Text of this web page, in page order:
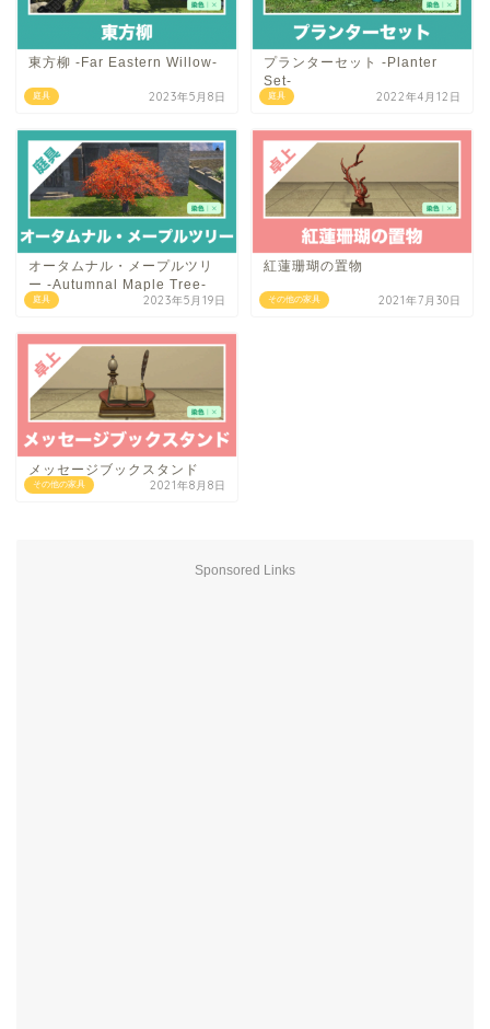
庭具
東方柳 -Far Eastern Willow-
2023年5月8日 庭具
プランターセット -Planter
Set-
2022年4月12日
庭具
オータムナル・メープルツリ
ー -Autumnal Maple Tree-
2023年5月19日 その他の家具
紅蓮珊瑚の置物
2021年7月30日
その他の家具
メッセージブックスタンド
2021年8月8日
Sponsored Links